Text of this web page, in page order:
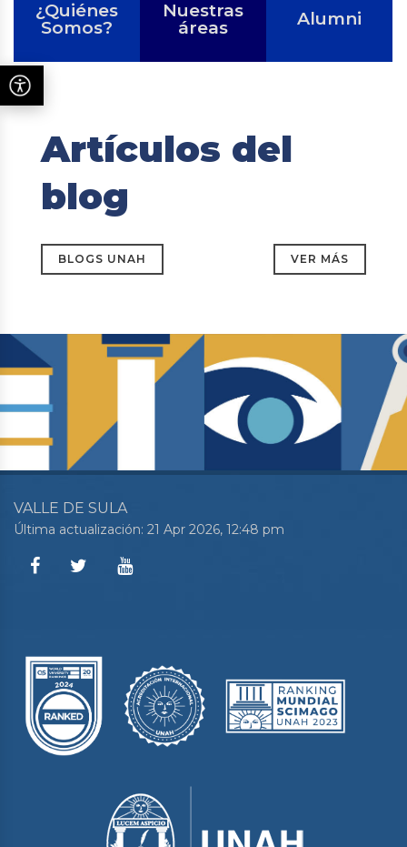
¿Quiénes
Somos?
Nuestras
áreas
Alumni
Artículos del
blog
BLOGS UNAH VER MÁS
VALLE DE SULA
Última actualización: 21 Apr 2026, 12:48 pm